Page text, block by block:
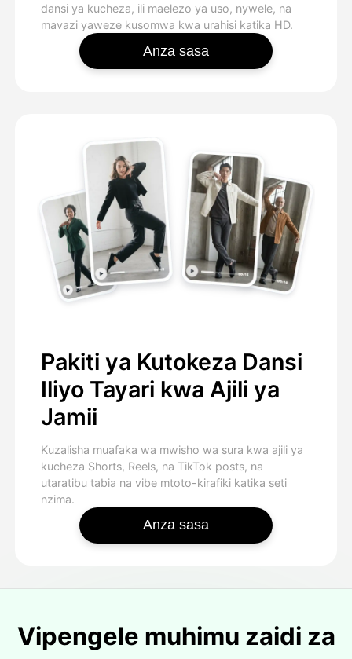
dansi ya kucheza, ili maelezo ya uso, nywele, na
mavazi yaweze kusomwa kwa urahisi katika HD.
Anza sasa
Pakiti ya Kutokeza Dansi
Iliyo Tayari kwa Ajili ya
Jamii
Kuzalisha muafaka wa mwisho wa sura kwa ajili ya
kucheza Shorts, Reels, na TikTok posts, na
utaratibu tabia na vibe mtoto-kirafiki katika seti
nzima.
Anza sasa
Vipengele muhimu zaidi za